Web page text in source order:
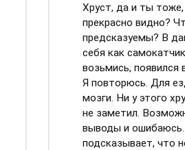
Хруст, да и ты
прекрасно видно?
предсказуемы? В
себя как
возьмись, появился
Я повторюсь. Для
мозги. Ни у этого
не заметил.
выводы и
подсказывает, что